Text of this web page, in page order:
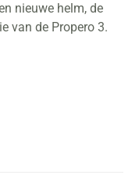
nieuwe helm, de
van de Propero 3.